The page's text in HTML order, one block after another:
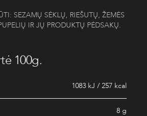
SEZAMŲ SĖKLŲ, RIEŠUTŲ, ŽEMĖS
IR JŲ PRODUKTŲ PĖDSAKŲ.
100g.
1083 kJ / 257 kcal
8 g